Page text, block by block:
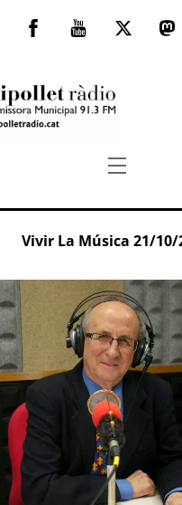
Facebook
You
Twitter
Menu
Vivir La Música 21/10/